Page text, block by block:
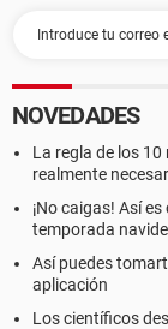
NOVEDADES
La regla de los
realmente
¡No caigas! Así
temporada
Así puedes
aplicación
Los científicos